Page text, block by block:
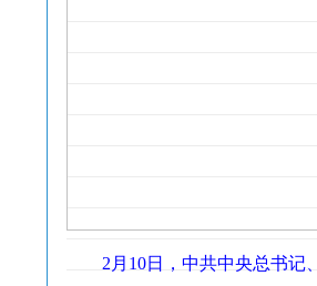
2月10日，中共中央总书记